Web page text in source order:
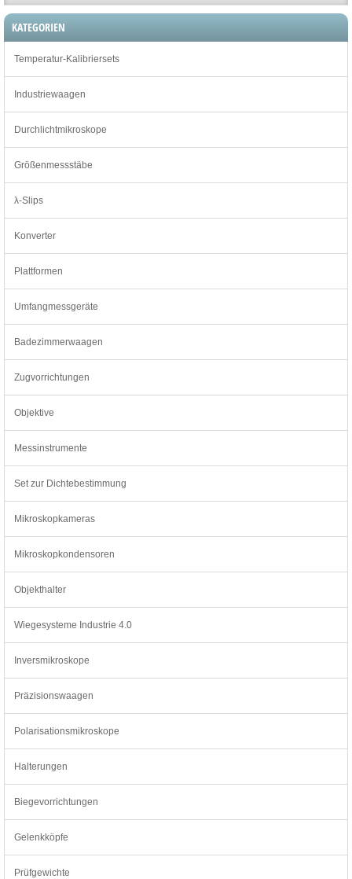
KATEGORIEN
Temperatur-Kalibriersets
Industriewaagen
Durchlichtmikroskope
Größenmessstäbe
λ-Slips
Konverter
Plattformen
Umfangmessgeräte
Badezimmerwaagen
Zugvorrichtungen
Objektive
Messinstrumente
Set zur Dichtebestimmung
Mikroskopkameras
Mikroskopkondensoren
Objekthalter
Wiegesysteme Industrie 4.0
Inversmikroskope
Präzisionswaagen
Polarisationsmikroskope
Halterungen
Biegevorrichtungen
Gelenkköpfe
Prüfgewichte